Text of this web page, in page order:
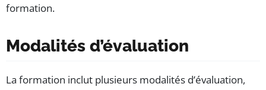
formation.
Modalités d’évaluation
La formation inclut plusieurs modalités d’évaluation,